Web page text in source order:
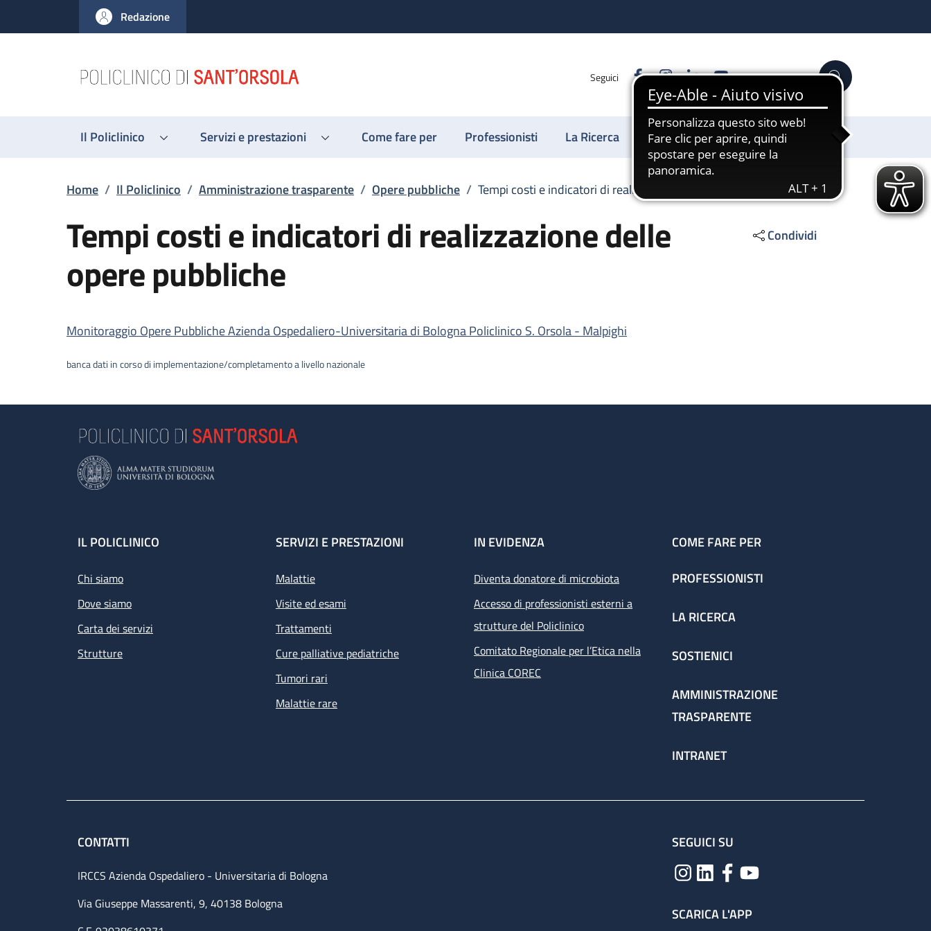
al contenuto principale
to footer content
Redazione
Seguici FacebookInstagram
LinkedinYouTube Cerca
Il Policlinico Servizi e prestazioni Come fare per Professionisti La Ricerca Sostienici
Briciole di pane
Home / Il Policlinico / Amministrazione trasparente / Opere pubbliche / Tempi costi e indicatori di realizzazione delle opere pubbliche
Tempi costi e indicatori di realizzazione delle
opere pubbliche
Condividi
Descrizione
Monitoraggio Opere Pubbliche Azienda Ospedaliero-Universitaria di Bologna Policlinico S. Orsola - Malpighi
banca dati in corso di implementazione/completamento a livello nazionale
Footer
IL POLICLINICO
Chi siamo
Dove siamo
Carta dei servizi
Strutture
SERVIZI E PRESTAZIONI
Malattie
Visite ed esami
Trattamenti
Cure palliative pediatriche
Tumori rari
Malattie rare
IN EVIDENZA
Diventa donatore di microbiota
Accesso di professionisti esterni a
strutture del Policlinico
Comitato Regionale per l’Etica nella
Clinica COREC
COME FARE PER
PROFESSIONISTI
LA RICERCA
SOSTIENICI
AMMINISTRAZIONE
TRASPARENTE
INTRANET
CONTATTI
IRCCS Azienda Ospedaliero - Universitaria di Bologna
Via Giuseppe Massarenti, 9, 40138 Bologna
SEGUICI SU
SCARICA L'APP